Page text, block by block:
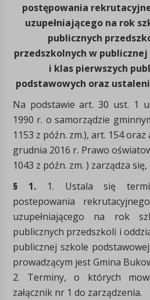
postępowania
uzupełniającego na rok
publicznych
przedszkolnych w
i klas pierwszych
podstawowych oraz
Na podstawie art. 30 ust. 1
1990 r. o samorządzie
1153 z późn. zm.), art. 154
grudnia 2016 r. Prawo
1043 z późn. zm. ) zarządza
§ 1.1. Ustala się
postepowania
uzupełniającego na rok
publicznych przedszkoli i
publicznej szkole
prowadzącym jest Gmina
2. Terminy, o których
załącznik nr 1 do zarządzenia.